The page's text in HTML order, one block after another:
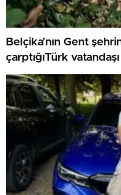
Belçika’nın Gent
çarptığıTürk